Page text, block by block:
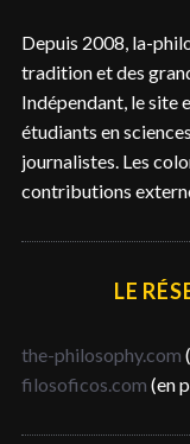
Depuis 2008, la-
tradition et des
Indépendant, le site
étudiants en
journalistes. Les
contributions
LE
the-philosophy.com
filosoficos.com (en